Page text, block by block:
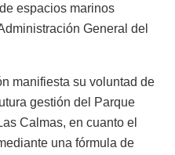
espacios marinos
General del
manifiesta su voluntad de
gestión del Parque
Calmas, en cuanto el
una fórmula de